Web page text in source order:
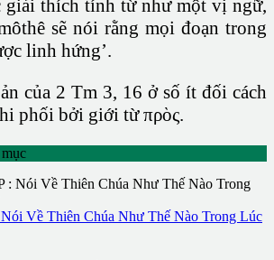
giải thích tính từ như một vị ngữ,
sẽ nói rằng mọi đoạn trong
linh hứng’.
của 2 Tm 3, 16 ở số ít đối cách
phối bởi giới từ πρὸς.
Về Thiên Chúa Như Thế Nào Trong Lúc